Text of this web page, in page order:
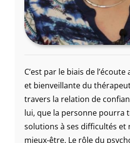
C’est par le biais de
et bienveillante du
travers la relation de
lui, que la personne pourra
solutions à ses difficultés et
mieux-être. Le rôle du